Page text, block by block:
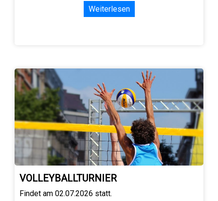
Weiterlesen
VOLLEYBALLTURNIER
Findet am 02.07.2026 statt.